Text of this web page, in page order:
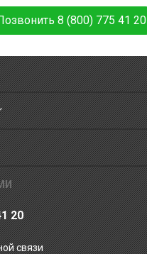
8 (800) 775 41 20
20
связи